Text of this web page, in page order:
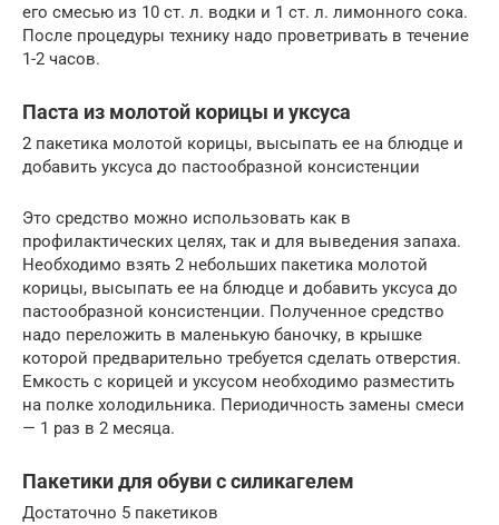
его смесью из 10 ст. л. водки и 1 ст. л. лимонного сока.
После процедуры технику надо проветривать в течение
1-2 часов.
Паста из молотой корицы и уксуса
2 пакетика молотой корицы, высыпать ее на блюдце и
добавить уксуса до пастообразной консистенции
Это средство можно использовать как в
профилактических целях, так и для выведения запаха.
Необходимо взять 2 небольших пакетика молотой
корицы, высыпать ее на блюдце и добавить уксуса до
пастообразной консистенции. Полученное средство
надо переложить в маленькую баночку, в крышке
которой предварительно требуется сделать отверстия.
Емкость с корицей и уксусом необходимо разместить
на полке холодильника. Периодичность замены смеси
— 1 раз в 2 месяца.
Пакетики для обуви с силикагелем
Достаточно 5 пакетиков